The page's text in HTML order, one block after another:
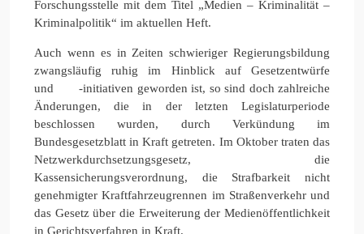
Forschungsstelle mit dem Titel „Medien – Kriminalität –
Kriminalpolitik“ im aktuellen Heft.
Auch wenn es in Zeiten schwieriger Regierungsbildung
zwangsläufig ruhig im Hinblick auf Gesetzentwürfe
und -initiativen geworden ist, so sind doch zahlreiche
Änderungen, die in der letzten Legislaturperiode
beschlossen wurden, durch Verkündung im
Bundesgesetzblatt in Kraft getreten. Im Oktober traten das
Netzwerkdurchsetzungsgesetz, die
Kassensicherungsverordnung, die Strafbarkeit nicht
genehmigter Kraftfahrzeugrennen im Straßenverkehr und
das Gesetz über die Erweiterung der Medienöffentlichkeit
in Gerichtsverfahren in Kraft.